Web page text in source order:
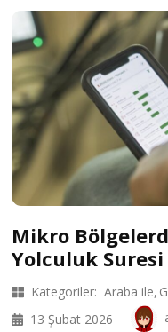
Mikro
Yolculuk
Kategoriler: Araba ile
13 Şubat 2026